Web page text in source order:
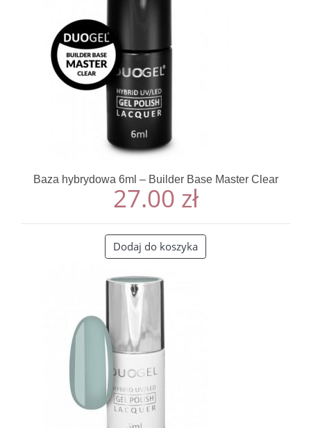
Baza hybrydowa 6ml – Builder Base Master Clear
27.00 zł
Dodaj do koszyka